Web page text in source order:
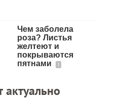
Чем заболела
роза? Листья
желтеют и
покрываются
пятнами
1
актуально